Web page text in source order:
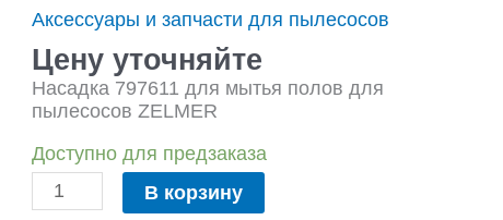
Аксессуары и запчасти для пылесосов
Цену уточняйте
Насадка 797611 для мытья полов для
пылесосов ZELMER
Доступно для предзаказа
для
мытья
полов
для
пылесосов
В корзину